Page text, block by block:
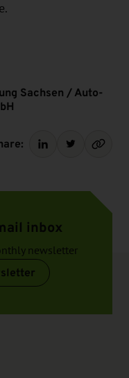
Sachsen / Auto-
inbox
newsletter